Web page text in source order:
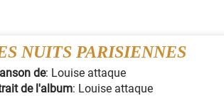
NUITS PARISIENNES
de: Louise attaque
de l'album: Louise attaque